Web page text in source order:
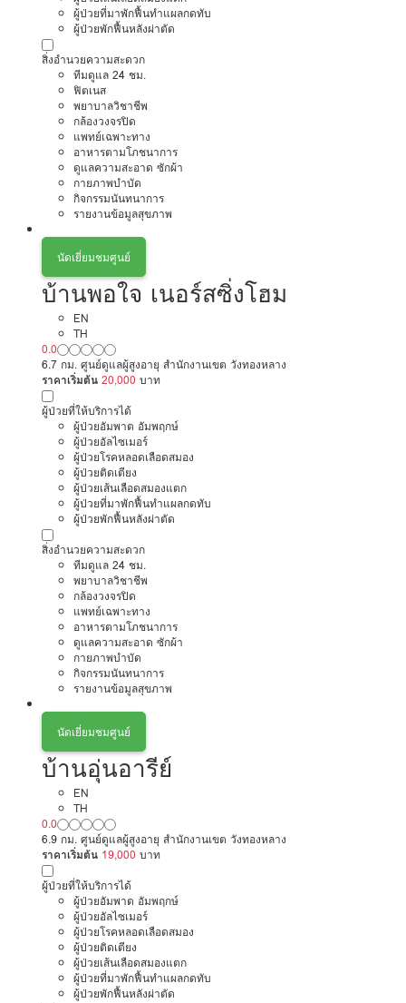
ผู้ป่วยที่มาพักฟื้นทำแผลกดทับ
ผู้ป่วยพักฟื้นหลังผ่าตัด
สิ่งอำนวยความสะดวก
ทีมดูแล 24 ชม.
ฟิตเนส
พยาบาลวิชาชีพ
กล้องวงจรปิด
แพทย์เฉพาะทาง
อาหารตามโภชนาการ
ดูแลความสะอาด ซักผ้า
กายภาพบำบัด
กิจกรรมนันทนาการ
รายงานข้อมูลสุขภาพ
นัดเยี่ยมชมศูนย์
บ้านพอใจ เนอร์สซิ่งโฮม
EN
TH
0.0
6.7 กม. ศูนย์ดูแลผู้สูงอายุ สำนักงานเขต วังทองหลาง
ราคาเริ่มต้น 20,000 บาท
ผู้ป่วยที่ให้บริการได้
ผู้ป่วยอัมพาต อัมพฤกษ์
ผู้ป่วยอัลไซเมอร์
ผู้ป่วยโรคหลอดเลือดสมอง
ผู้ป่วยติดเตียง
ผู้ป่วยเส้นเลือดสมองแตก
ผู้ป่วยที่มาพักฟื้นทำแผลกดทับ
ผู้ป่วยพักฟื้นหลังผ่าตัด
สิ่งอำนวยความสะดวก
ทีมดูแล 24 ชม.
พยาบาลวิชาชีพ
กล้องวงจรปิด
แพทย์เฉพาะทาง
อาหารตามโภชนาการ
ดูแลความสะอาด ซักผ้า
กายภาพบำบัด
กิจกรรมนันทนาการ
รายงานข้อมูลสุขภาพ
นัดเยี่ยมชมศูนย์
บ้านอุ่นอารีย์
EN
TH
0.0
6.9 กม. ศูนย์ดูแลผู้สูงอายุ สำนักงานเขต วังทองหลาง
ราคาเริ่มต้น 19,000 บาท
ผู้ป่วยที่ให้บริการได้
ผู้ป่วยอัมพาต อัมพฤกษ์
ผู้ป่วยอัลไซเมอร์
ผู้ป่วยโรคหลอดเลือดสมอง
ผู้ป่วยติดเตียง
ผู้ป่วยเส้นเลือดสมองแตก
ผู้ป่วยที่มาพักฟื้นทำแผลกดทับ
ผู้ป่วยพักฟื้นหลังผ่าตัด